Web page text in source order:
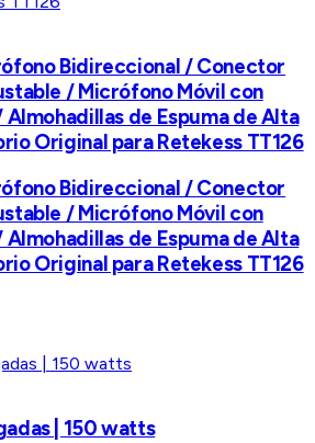
Bidireccional / Conector
/ Micrófono Móvil con
de Espuma de Alta
Original para Retekess TT126
Bidireccional / Conector
/ Micrófono Móvil con
de Espuma de Alta
Original para Retekess TT126
| 150 watts